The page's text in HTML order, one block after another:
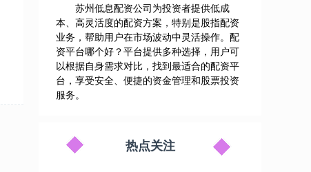
苏州低息配资公司为投资者提供低成
本、高灵活度的配资方案，特别是股指配资
业务，帮助用户在市场波动中灵活操作。配
资平台哪个好？平台提供多种选择，用户可
以根据自身需求对比，找到最适合的配资平
台，享受安全、便捷的资金管理和股票投资
服务。
热点关注